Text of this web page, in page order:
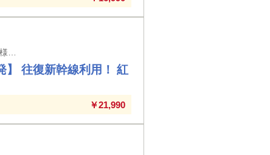
】 往復新幹線利用！ 紅
￥21,990